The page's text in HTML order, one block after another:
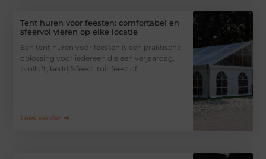
Tent huren voor feesten: comfortabel en
sfeervol vieren op elke locatie
Een tent huren voor feesten is een praktische
oplossing voor iedereen die een verjaardag,
bruiloft, bedrijfsfeest, tuinfeest of
Lees verder ➜